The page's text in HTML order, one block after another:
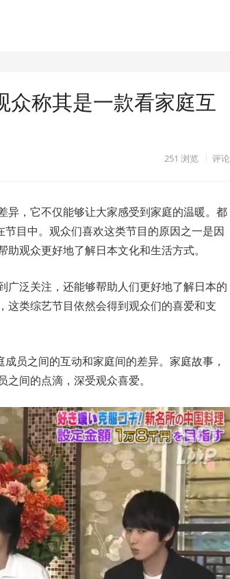
众称其是一款看家庭互
251 浏览 评论
异，它不仅能够让大家感受到家庭的温暖。都
目中。观众们喜欢这类节目的原因之一是因
观众更好地了解日本文化和生活方式。
广泛关注，还能够帮助人们更好地了解日本的
这类综艺节目依然会得到观众们的喜爱和支
员之间的互动和家庭间的差异。家庭故事，
间的点滴，深受观众喜爱。